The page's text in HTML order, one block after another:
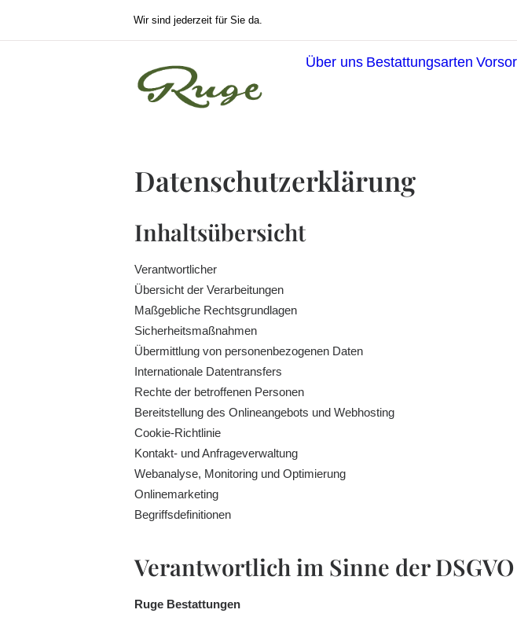
Wir sind jederzeit für Sie da.
Über uns Bestattungsarten
Datenschutzerklärung
Inhaltsübersicht
Verantwortlicher
Übersicht der Verarbeitungen
Maßgebliche Rechtsgrundlagen
Sicherheitsmaßnahmen
Übermittlung von personenbezogenen Daten
Internationale Datentransfers
Rechte der betroffenen Personen
Bereitstellung des Onlineangebots und Webhosting
Cookie-Richtlinie
Kontakt- und Anfrageverwaltung
Webanalyse, Monitoring und Optimierung
Onlinemarketing
Begriffsdefinitionen
Verantwortlich im Sinne der
Ruge Bestattungen